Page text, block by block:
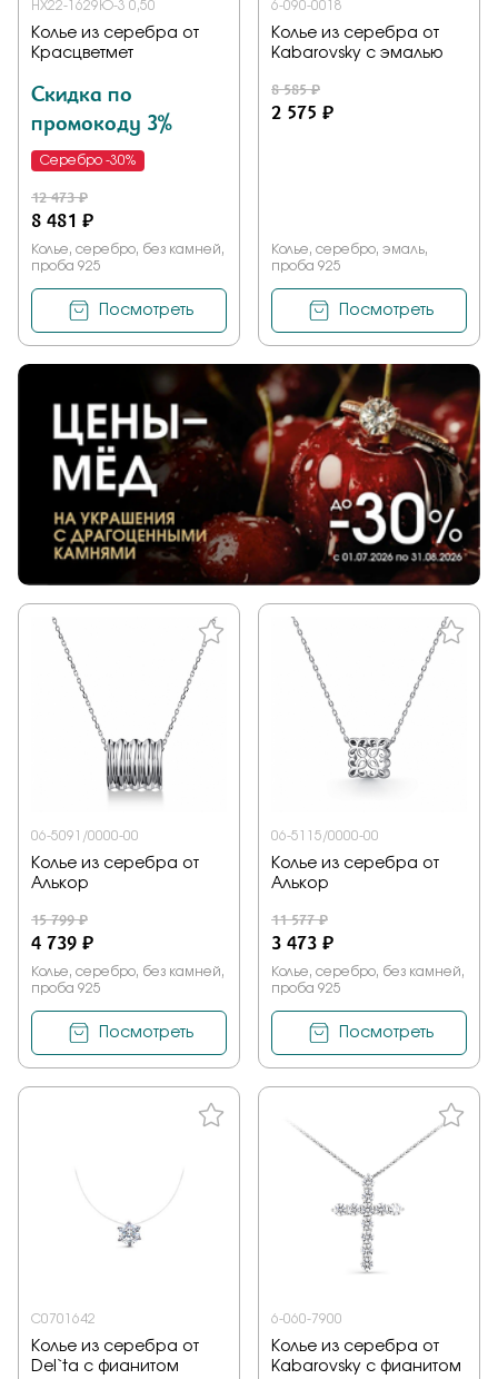
НХ22-1629Ю-3 0,50
Колье из серебра от
Красцветмет
Скидка по
промокоду 3%
Серебро -30%
12 473 ₽
8 481 ₽
Колье, серебро, без камней,
проба 925
Посмотреть
6-090-0018
Колье из серебра от
Kabarovsky с эмалью
8 585 ₽
2 575 ₽
Колье, серебро, эмаль,
проба 925
Посмотреть
06-5091/0000-00
Колье из серебра от
Алькор
15 799 ₽
4 739 ₽
Колье, серебро, без камней,
проба 925
Посмотреть
06-5115/0000-00
Колье из серебра от
Алькор
11 577 ₽
3 473 ₽
Колье, серебро, без камней,
проба 925
Посмотреть
С0701642
Колье из серебра от
Del`ta с фианитом
6-060-7900
Колье из серебра от
Kabarovsky с фианитом